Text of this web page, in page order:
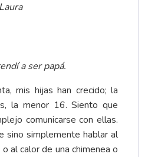
a ser papá.
mis hijas han crecido; la
la menor 16. Siento que
comunicarse con ellas.
sino simplemente hablar al
al calor de una chimenea o